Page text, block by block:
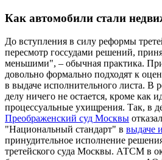
Как автомобили стали
До вступления в силу реформы
пересмотр госсудами решений,
меньшими", – обычная практика.
довольно формально подходят к
в выдаче исполнительного листа. В
делу ничего не остается, кроме как
процессуальные ухищрения. Так, в
Преображенский суд Москвы
"Национальный стандарт" в выдаче
принудительное исполнение
третейского суда Москвы. АТСМ в